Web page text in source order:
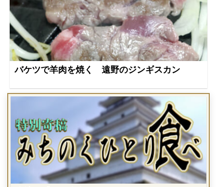
バケツで羊肉を焼く 遠野のジンギスカン